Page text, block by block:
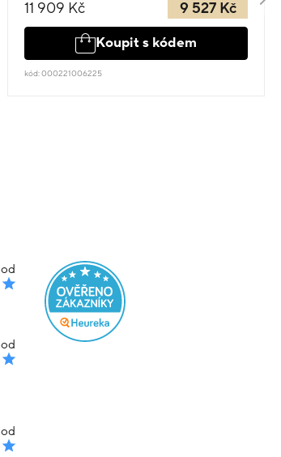
11 909 Kč 9 527 Kč
Koupit s kódem
kód: 000221006225